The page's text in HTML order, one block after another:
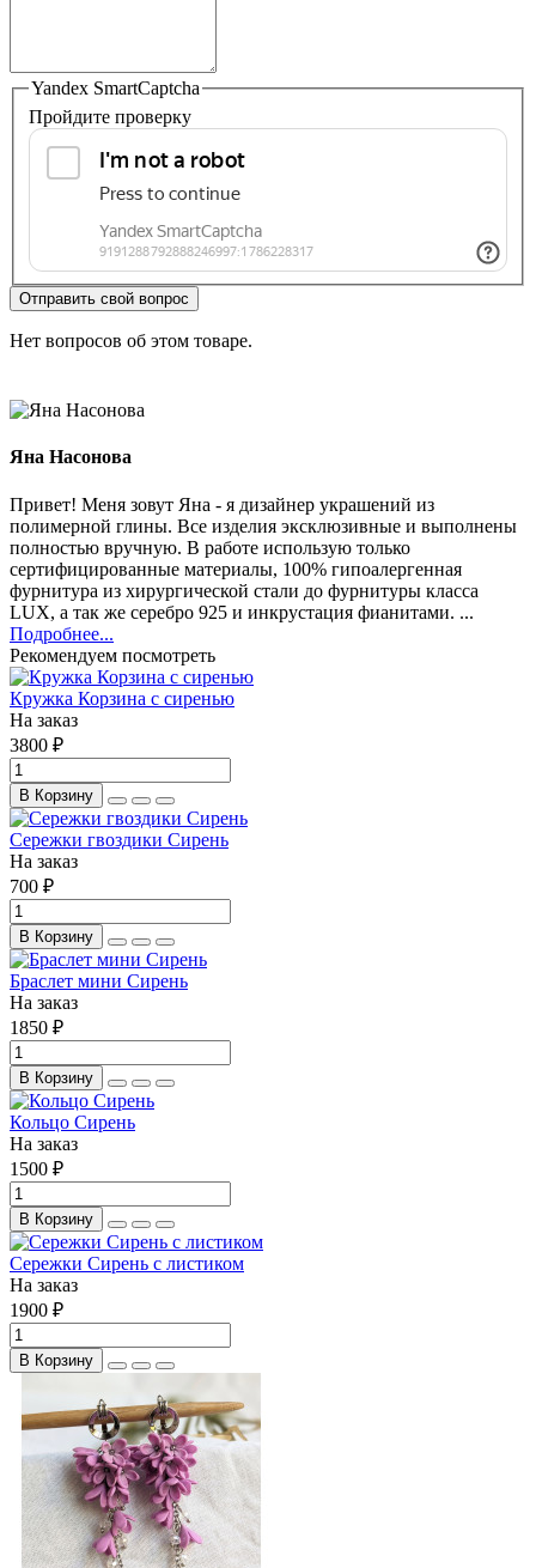
Yandex SmartCaptcha
Пройдите проверку
Отправить свой вопрос
Нет вопросов об этом товаре.
Яна Насонова
Привет! Меня зовут Яна - я дизайнер украшений из
полимерной глины. Все изделия эксклюзивные и выполнены
полностью вручную. В работе использую только
сертифицированные материалы, 100% гипоалергенная
фурнитура из хирургической стали до фурнитуры класса
LUX, а так же серебро 925 и инкрустация фианитами. ...
Подробнее...
Рекомендуем посмотреть
Кружка Корзина с сиренью
На заказ
3800 ₽
В Корзину
Сережки гвоздики Сирень
На заказ
700 ₽
В Корзину
Браслет мини Сирень
На заказ
1850 ₽
В Корзину
Кольцо Сирень
На заказ
1500 ₽
В Корзину
Сережки Сирень с листиком
На заказ
1900 ₽
В Корзину